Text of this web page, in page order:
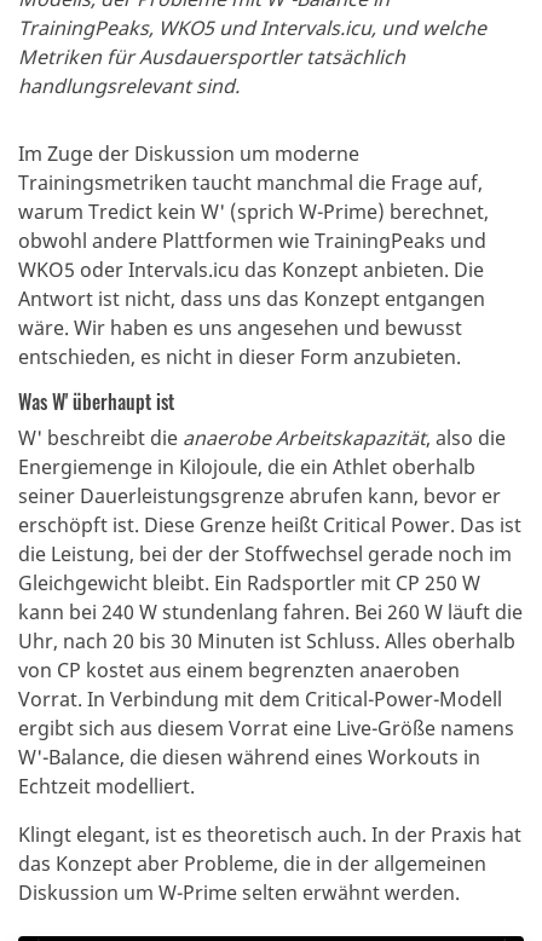
TrainingPeaks, WKO5 und Intervals.icu, und welche
Metriken für Ausdauersportler tatsächlich
handlungsrelevant sind.
Im Zuge der Diskussion um moderne
Trainingsmetriken taucht manchmal die Frage auf,
warum Tredict kein W' (sprich W-Prime) berechnet,
obwohl andere Plattformen wie TrainingPeaks und
WKO5 oder Intervals.icu das Konzept anbieten. Die
Antwort ist nicht, dass uns das Konzept entgangen
wäre. Wir haben es uns angesehen und bewusst
entschieden, es nicht in dieser Form anzubieten.
Was W' überhaupt ist
W' beschreibt die anaerobe Arbeitskapazität, also die
Energiemenge in Kilojoule, die ein Athlet oberhalb
seiner Dauerleistungsgrenze abrufen kann, bevor er
erschöpft ist. Diese Grenze heißt Critical Power. Das ist
die Leistung, bei der der Stoffwechsel gerade noch im
Gleichgewicht bleibt. Ein Radsportler mit CP 250 W
kann bei 240 W stundenlang fahren. Bei 260 W läuft die
Uhr, nach 20 bis 30 Minuten ist Schluss. Alles oberhalb
von CP kostet aus einem begrenzten anaeroben
Vorrat. In Verbindung mit dem Critical-Power-Modell
ergibt sich aus diesem Vorrat eine Live-Größe namens
W'-Balance, die diesen während eines Workouts in
Echtzeit modelliert.
Klingt elegant, ist es theoretisch auch. In der Praxis hat
das Konzept aber Probleme, die in der allgemeinen
Diskussion um W-Prime selten erwähnt werden.